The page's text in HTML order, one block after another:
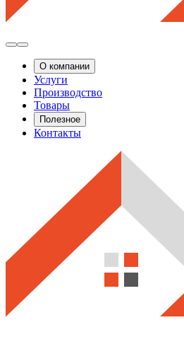
О компании
Услуги
Производство
Товары
Полезное
Контакты